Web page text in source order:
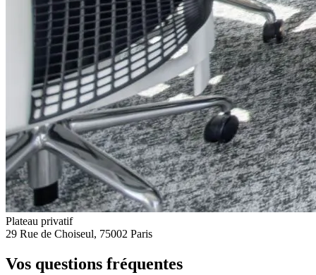
Plateau privatif
29 Rue de Choiseul, 75002 Paris
Vos questions fréquentes